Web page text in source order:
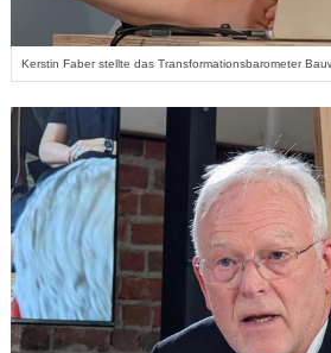
Kerstin Faber stellte das Transformationsbarometer